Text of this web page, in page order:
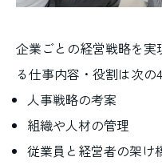
企業ごとの経営戦略を実
る仕事内容・役割は次の4
人事戦略の考案
組織や人材の管理
従業員と経営者の架け